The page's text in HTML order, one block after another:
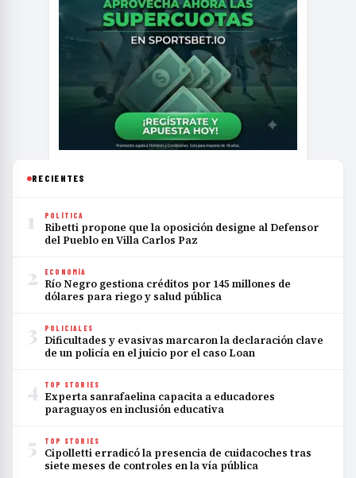
RECIENTES
1 POLÍTICA
Ribetti propone que la oposición designe al Defensor
del Pueblo en Villa Carlos Paz
2 ECONOMÍA
Río Negro gestiona créditos por 145 millones de
dólares para riego y salud pública
3 POLICIALES
Dificultades y evasivas marcaron la declaración clave
de un policía en el juicio por el caso Loan
4 TOP STORIES
Experta sanrafaelina capacita a educadores
paraguayos en inclusión educativa
5 TOP STORIES
Cipolletti erradicó la presencia de cuidacoches tras
siete meses de controles en la vía pública